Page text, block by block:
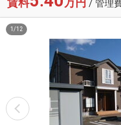
賃料 万円 / 管理
1 /12